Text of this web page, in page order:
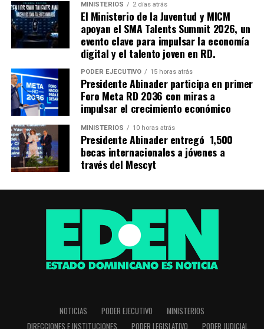
MINISTERIOS 2 días atrás
El Ministerio de la Juventud y MICM
apoyan el SMA Talents Summit 2026, un
evento clave para impulsar la economía
digital y el talento joven en RD.
PODER EJECUTIVO 15 horas atrás
Presidente Abinader participa en primer
Foro Meta RD 2036 con miras a
impulsar el crecimiento económico
MINISTERIOS 10 horas atrás
Presidente Abinader entregó 1,500
becas internacionales a jóvenes a
través del Mescyt
NOTICIAS PODER EJECUTIVO
MINISTERIOS
DIRECCIONES E INSTITUCIONES
PODER LEGISLATIVO PODER JUDICIAL